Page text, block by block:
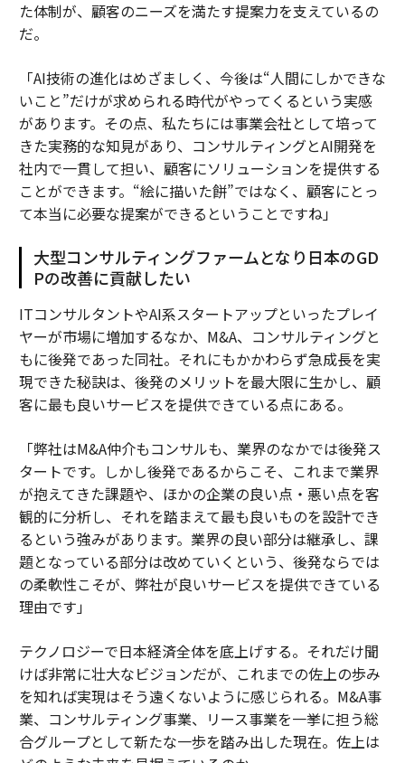
た体制が、顧客のニーズを満たす提案力を支えているの
だ。
「AI技術の進化はめざましく、今後は“人間にしかできな
いこと”だけが求められる時代がやってくるという実感
があります。その点、私たちには事業会社として培って
きた実務的な知見があり、コンサルティングとAI開発を
社内で一貫して担い、顧客にソリューションを提供する
ことができます。“絵に描いた餅”ではなく、顧客にとっ
て本当に必要な提案ができるということですね」
大型コンサルティングファームとなり日本のGD
Pの改善に貢献したい
ITコンサルタントやAI系スタートアップといったプレイ
ヤーが市場に増加するなか、M&A、コンサルティングと
もに後発であった同社。それにもかかわらず急成長を実
現できた秘訣は、後発のメリットを最大限に生かし、顧
客に最も良いサービスを提供できている点にある。
「弊社はM&A仲介もコンサルも、業界のなかでは後発ス
タートです。しかし後発であるからこそ、これまで業界
が抱えてきた課題や、ほかの企業の良い点・悪い点を客
観的に分析し、それを踏まえて最も良いものを設計でき
るという強みがあります。業界の良い部分は継承し、課
題となっている部分は改めていくという、後発ならでは
の柔軟性こそが、弊社が良いサービスを提供できている
理由です」
テクノロジーで日本経済全体を底上げする。それだけ聞
けば非常に壮大なビジョンだが、これまでの佐上の歩み
を知れば実現はそう遠くないように感じられる。M&A事
業、コンサルティング事業、リース事業を一挙に担う総
合グループとして新たな一歩を踏み出した現在。佐上は